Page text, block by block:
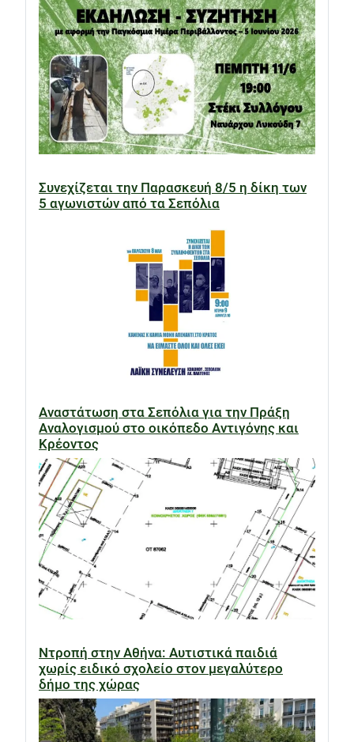
Συνεχίζεται την Παρασκευή 8/5 η δίκη των
5 αγωνιστών από τα Σεπόλια
Αναστάτωση στα Σεπόλια για την Πράξη
Αναλογισμού στο οικόπεδο Αντιγόνης και
Κρέοντος
Ντροπή στην Αθήνα: Αυτιστικά παιδιά
χωρίς ειδικό σχολείο στον μεγαλύτερο
δήμο της χώρας